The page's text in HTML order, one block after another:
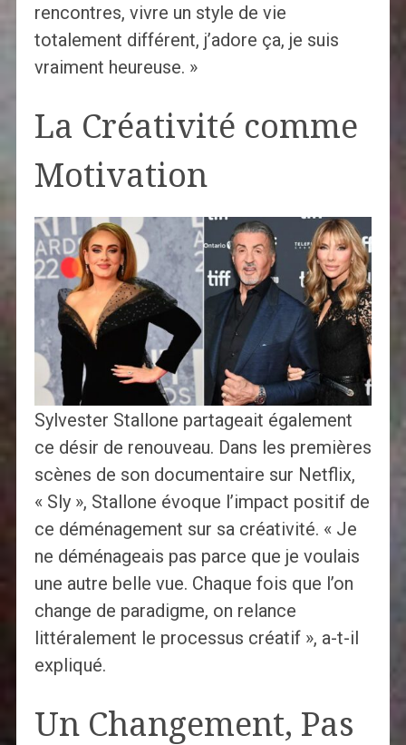
rencontres, vivre un style de vie
totalement différent, j’adore ça, je suis
vraiment heureuse. »
La Créativité comme
Motivation
Sylvester Stallone partageait également
ce désir de renouveau. Dans les premières
scènes de son documentaire sur Netflix,
« Sly », Stallone évoque l’impact positif de
ce déménagement sur sa créativité. « Je
ne déménageais pas parce que je voulais
une autre belle vue. Chaque fois que l’on
change de paradigme, on relance
littéralement le processus créatif », a-t-il
expliqué.
Un Changement, Pas